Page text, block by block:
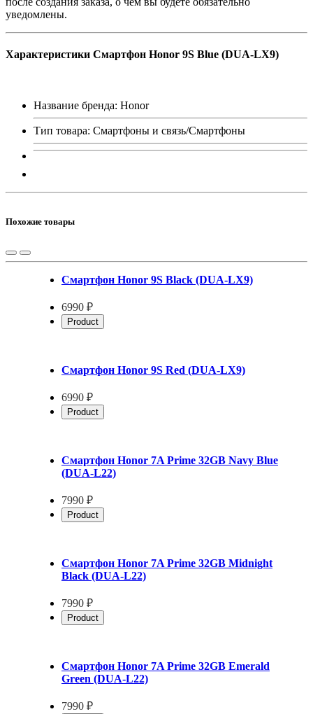
уведомлены.
Характеристики Смартфон Honor 9S Blue (DUA-LX9)
Название бренда: Honor
Тип товара: Смартфоны и связь/Смартфоны
Похожие товары
Смартфон Honor 9S Black (DUA-LX9)
6990 ₽
Product
Смартфон Honor 9S Red (DUA-LX9)
6990 ₽
Product
Смартфон Honor 7A Prime 32GB Navy Blue
(DUA-L22)
7990 ₽
Product
Смартфон Honor 7A Prime 32GB Midnight
Black (DUA-L22)
7990 ₽
Product
Смартфон Honor 7A Prime 32GB Emerald
Green (DUA-L22)
7990 ₽